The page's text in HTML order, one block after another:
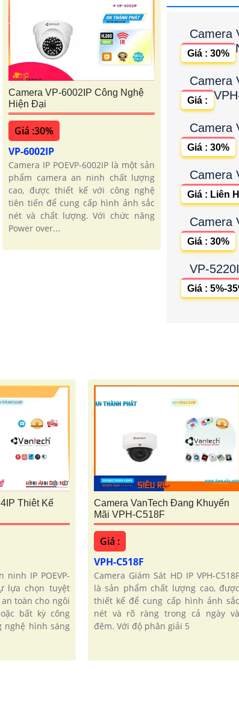
Camera VP-6002IP Công Nghệ
Hiện Đại
Giá :30%
VP-6002IP
Camera IP POEVP-6002IP là một sản
phẩm camera an ninh chất lượng
cao, được thiết kế với công nghệ
tiên tiến để cung cấp hình ảnh sắc
nét và chất lượng. Với chức năng
Power over...
Camera
Giá : 30%
Camera
Giá :
Camera
Giá : 30%
Camera
Giá : Liên
Camera
Giá : 30%
VP-
Giá : 5%-
Thiêt Kế
ninh IP POEVP-
lựa chọn tuyệt
toàn cho ngôi
bất kỳ công
nghệ hình sáng
Camera VanTech Đang Khuyến
Mãi VPH-C518F
Giá :
VPH-C518F
Camera Giám Sát HD IP VPH-C518F
là sản phẩm chất lượng cao, được
thiết kế để cung cấp hình ảnh sắc
nét và rõ ràng trong cả ngày và
đêm. Với độ phân giải 5